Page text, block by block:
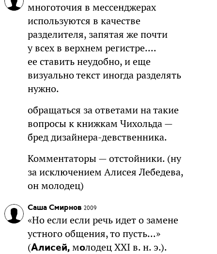
многоточия в мессенджерах
используются в качестве
разделителя, запятая же почти
у всех в верхнем регистре....
ее ставить неудобно, и еще
визуально текст иногда разделять
нужно.
обращаться за ответами на такие
вопросы к книжкам Чихольда —
бред дизайнера-девственника.
Комментаторы — отстойники. (ну
за исключением Алисея Лебедева,
он молодец)
Саша Смирнов 2009
«Но если если речь идет о замене
устного общения, то пусть...»
(Алисей,молодец XXI в. н. э.).